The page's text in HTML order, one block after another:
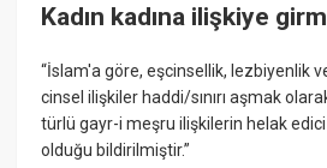
Kadın kadına ilişkiye
“İslam'a göre, eşcinsellik, lezbiyenlik
cinsel ilişkiler haddi/sınırı aşmak
türlü gayr-i meşru ilişkilerin helak
olduğu bildirilmiştir.”